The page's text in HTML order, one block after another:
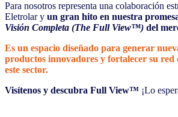
Para nosotros representa una colaboración
Eletrolar y un gran hito en nuestra
Visión Completa (The Full View™) del
Es un espacio diseñado para generar
productos innovadores y fortalecer su red
este sector.
Visítenos y descubra Full View™ ¡Lo